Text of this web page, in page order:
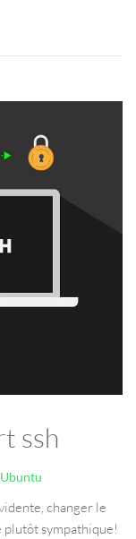
ssh
Ubuntu
changer le
plutôt sympathique!